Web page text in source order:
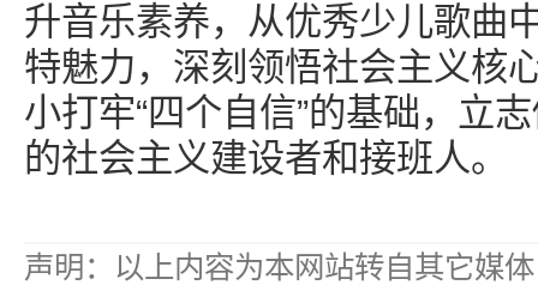
升音乐素养，从优秀少儿歌曲
特魅力，深刻领悟社会主义核
小打牢“四个自信”的基础，立
的社会主义建设者和接班人。
声明：以上内容为本网站转自其它媒